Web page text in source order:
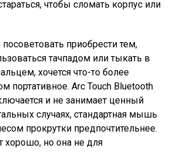
чтобы сломать корпус или
приобрести тем,
тачпадом или тыкать в
хочется что-то более
портативное. Arc Touch Bluetooth
и не занимает ценный
случаях, стандартная мышь
прокрутки предпочтительнее.
хорошо, но она не для